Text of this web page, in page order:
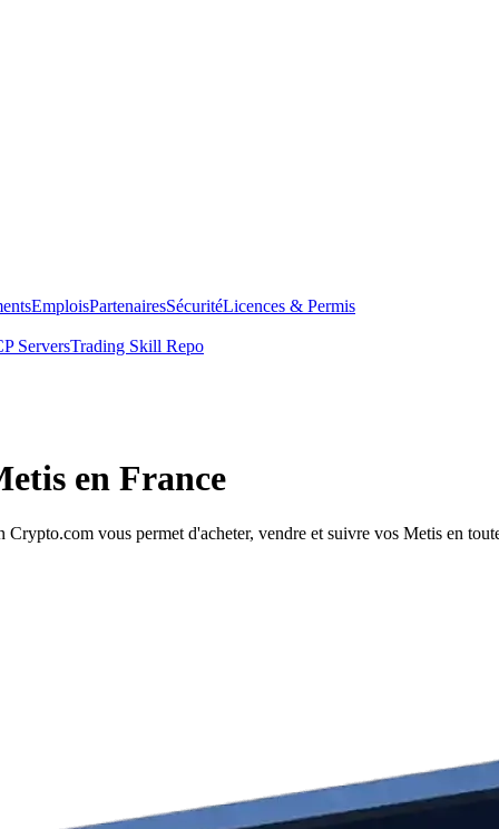
EmploisPartenairesSécuritéLicences & Permis
ServersTrading Skill Repo
en France
vous permet d'acheter, vendre et suivre vos Metis en